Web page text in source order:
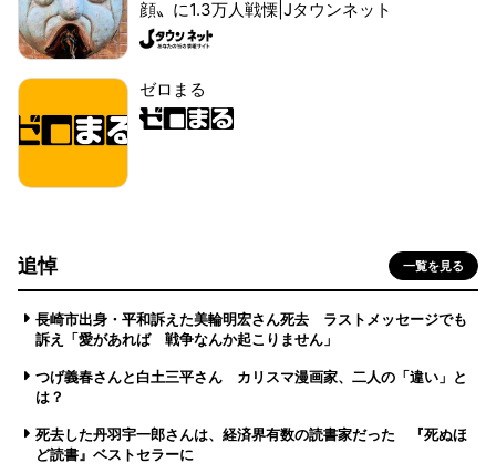
顔〟に1.3万人戦慄|Jタウンネット
ゼロまる
追悼 一覧を見る
長崎市出身・平和訴えた美輪明宏さん死去 ラストメッセージでも
訴え「愛があれば 戦争なんか起こりません」
つげ義春さんと白土三平さん カリスマ漫画家、二人の「違い」と
は？
死去した丹羽宇一郎さんは、経済界有数の読書家だった 『死ぬほ
ど読書』ベストセラーに